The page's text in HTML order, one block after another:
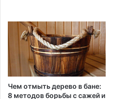
Чем отмыть дерево в бане:
8 методов борьбы с сажей и